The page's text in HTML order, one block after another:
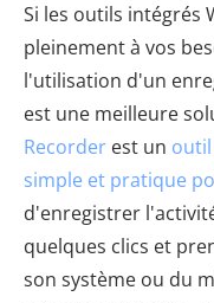
Si les outils intégrés
pleinement à vos
l'utilisation d'un
est une meilleure
Recorder est un
simple et pratique
d'enregistrer
quelques clics et
son système ou du